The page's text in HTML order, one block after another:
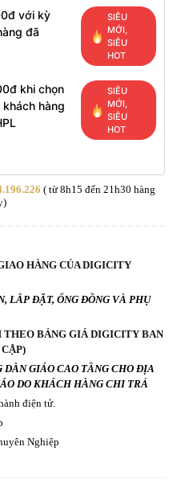
với kỳ
đã
SIÊU
MỚI,
SIÊU
HOT
khi chọn
hàng
SIÊU
MỚI,
SIÊU
HOT
( từ 8h15 đến 21h30 hàng
HÀNG CỦA DIGICITY
LẮP ĐẶT, ỐNG ĐỒNG VÀ PHỤ
BẢNG GIÁ DIGICITY BAN
GIÁO CAO TẦNG CHO ĐỊA
DO KHÁCH HÀNG CHI TRẢ
điện tử.
Nghiệp